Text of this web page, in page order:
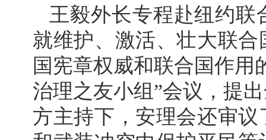
王毅外长专程赴纽约
就维护、激活、壮大联
国宪章权威和联合国作用
治理之友小组”会议，提
方主持下，安理会还审